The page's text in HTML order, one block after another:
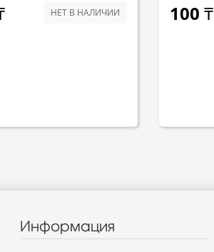
НЕТ В НАЛИЧИИ 100 ₸
Информация